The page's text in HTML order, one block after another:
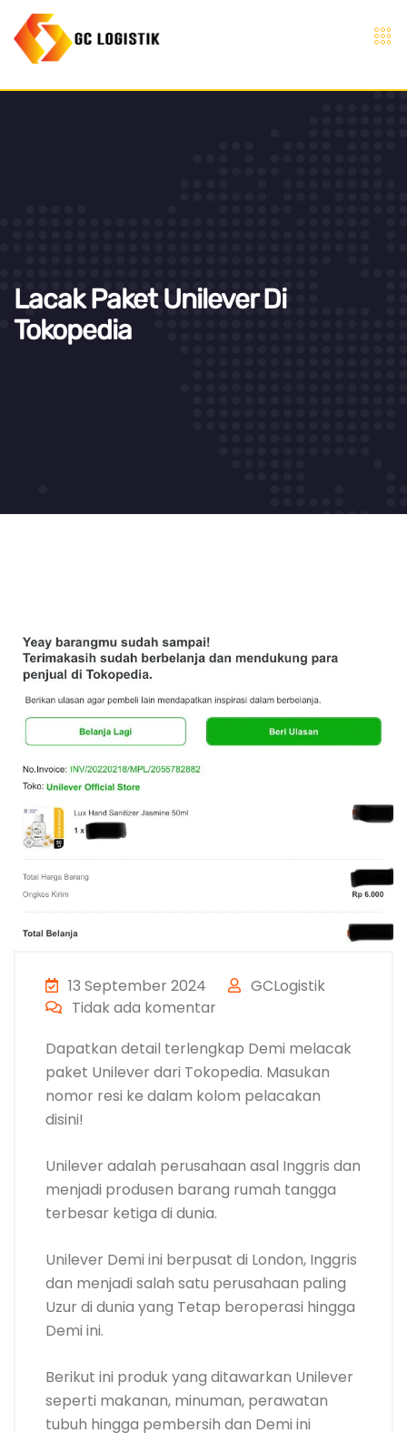
Lacak Paket Unilever Di
Tokopedia
13 September 2024
GCLogistik
Tidak ada komentar
Dapatkan detail terlengkap Demi melacak
paket Unilever dari Tokopedia. Masukan
nomor resi ke dalam kolom pelacakan
disini!
Unilever adalah perusahaan asal Inggris dan
menjadi produsen barang rumah tangga
terbesar ketiga di dunia.
Unilever Demi ini berpusat di London, Inggris
dan menjadi salah satu perusahaan paling
Uzur di dunia yang Tetap beroperasi hingga
Demi ini.
Berikut ini produk yang ditawarkan Unilever
seperti makanan, minuman, perawatan
tubuh hingga pembersih dan Demi ini